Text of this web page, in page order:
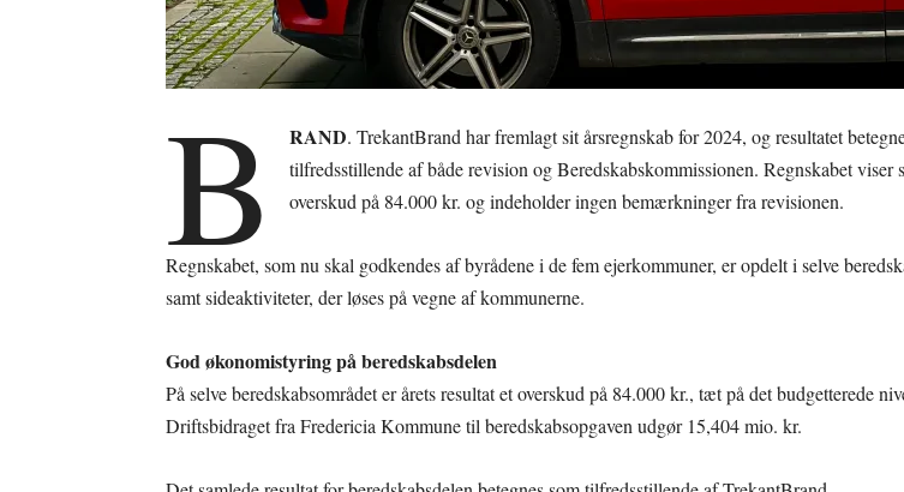
B RAND. TrekantBrand har fremlagt sit årsregnskab for 2024, og resultatet
tilfredsstillende af både revision og Beredskabskommissionen. Regnskabet viser
overskud på 84.000 kr. og indeholder ingen bemærkninger fra revisionen.
Regnskabet, som nu skal godkendes af byrådene i de fem ejerkommuner, er opdelt i selve
samt sideaktiviteter, der løses på vegne af kommunerne.
God økonomistyring på beredskabsdelen
På selve beredskabsområdet er årets resultat et overskud på 84.000 kr., tæt på det budgetterede
Driftsbidraget fra Fredericia Kommune til beredskabsopgaven udgør 15,404 mio. kr.